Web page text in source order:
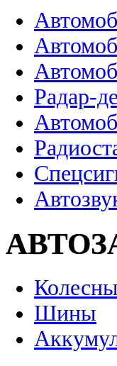
Радар-
Шины